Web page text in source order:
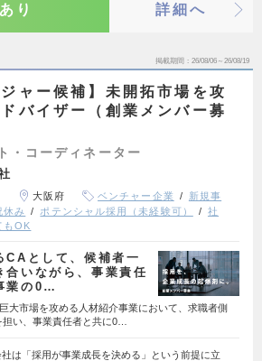
り 詳細へ
掲載期間 26/08/06～26/08/19
ジャー候補】未開拓市場を攻
バイザー（創業メンバー募
・コーディネーター
大阪府 ベンチャー企業
新規事
休み ポテンシャル採用（未経験可）
社
もOK
CAとして、候補者一
合いながら、事業責任
業の0…
大市場を攻める人材紹介事業において、求職者側
担い、事業責任者と共に0…
は「採用が事業成長を決める」という前提に立